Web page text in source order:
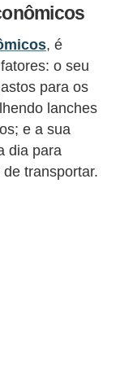
, é
o seu
para os
lanches
e a sua
dia para
transportar.